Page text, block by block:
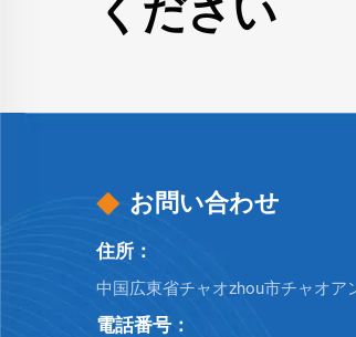
ください
お問い合わせ
住所：
中国広東省チャオzhou市チャオア
電話番号：